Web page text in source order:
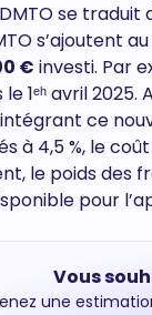
DMTO se
s’ajoutent
€ investi. Par
le 1ᵉʰ avril
ce
à 4,5 %, le
le poids des
pour
Vous
une